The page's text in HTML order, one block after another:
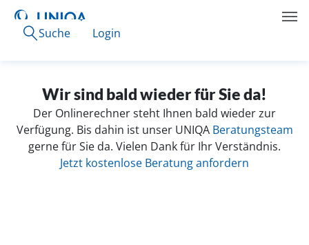
Suche Login
Wir sind bald wieder für Sie da!
Der Onlinerechner steht Ihnen bald wieder zur
Verfügung. Bis dahin ist unser UNIQA Beratungsteam
gerne für Sie da. Vielen Dank für Ihr Verständnis.
Jetzt kostenlose Beratung anfordern